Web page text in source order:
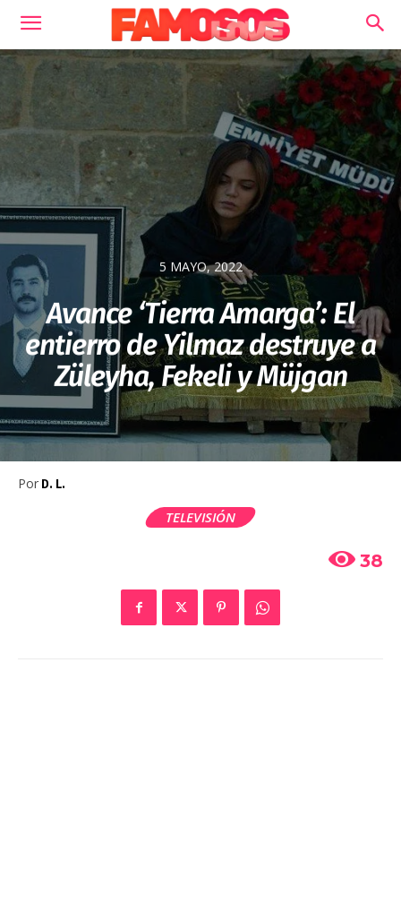
5 MAYO, 2022
Avance ‘Tierra Amarga’: El
entierro de Yilmaz destruye a
Züleyha, Fekeli y Müjgan
Por D. L.
TELEVISIÓN
38